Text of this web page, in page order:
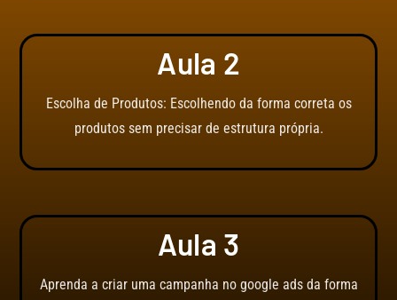
Aula 2
Escolha de Produtos: Escolhendo da forma correta os
produtos sem precisar de estrutura própria.
Aula 3
Aprenda a criar uma campanha no google ads da forma